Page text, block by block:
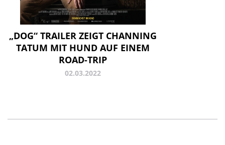
„DOG“ TRAILER ZEIGT CHANNING
TATUM MIT HUND AUF EINEM
ROAD-TRIP
02.03.2022